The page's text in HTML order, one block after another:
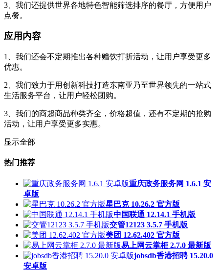
3、我们还提供世界各地特色智能筛选排序的餐厅，方便用户
点餐。
应用内容
1、我们还会不定期推出各种赠饮打折活动，让用户享受更多
优惠。
2、我们致力于用创新科技打造东南亚乃至世界领先的一站式
生活服务平台，让用户轻松团购。
3、我们的商超商品种类齐全，价格超值，还有不定期的抢购
活动，让用户享受更多实惠。
显示全部
热门推荐
重庆政务服务网 1.6.1 安
卓版
星巴克 10.26.2 官方版
中国联通 12.14.1 手机版
交管12123 3.5.7 手机版
美团 12.62.402 官方版
易上网云掌柜 2.7.0 最新版
jobsdb香港招聘 15.20.0
安卓版